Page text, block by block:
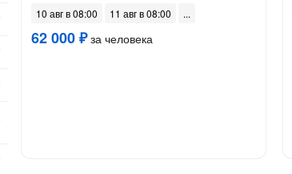
10 авг в 08:00 11 авг в 08:00
62 000 ₽за человека